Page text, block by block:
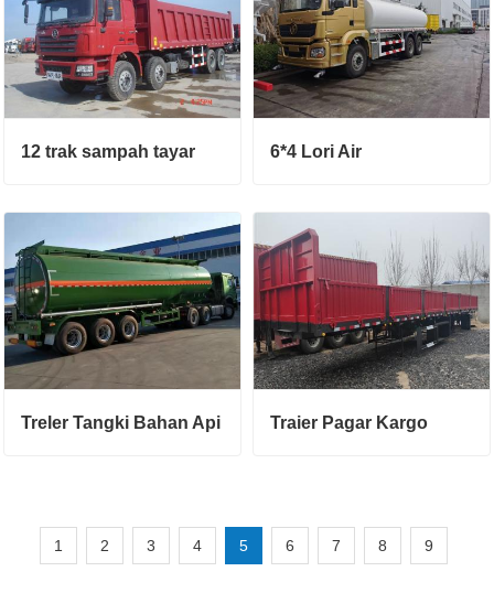
12 trak sampah tayar 6*4 Lori Air
Treler Tangki Bahan Api Traier Pagar Kargo
1 2 3 4 5 6 7 8 9